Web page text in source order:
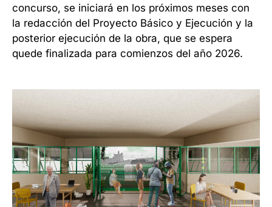
concurso, se iniciará en los próximos meses con
la redacción del Proyecto Básico y Ejecución y la
posterior ejecución de la obra, que se espera
quede finalizada para comienzos del año 2026.